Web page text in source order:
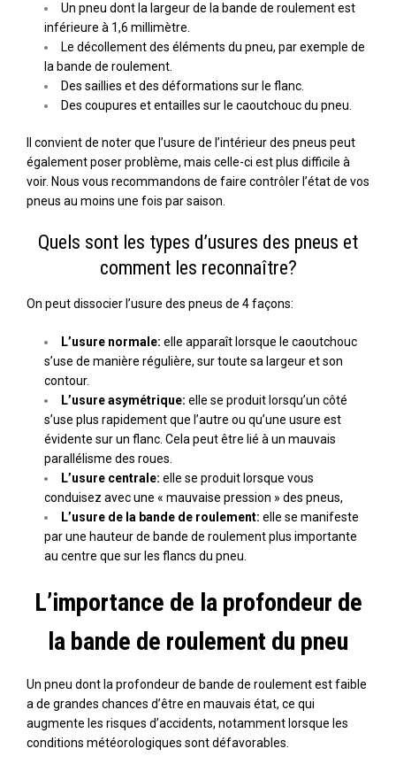
Un pneu dont la largeur de la bande de roulement est
inférieure à 1,6 millimètre.
Le décollement des éléments du pneu, par exemple de
la bande de roulement.
Des saillies et des déformations sur le flanc.
Des coupures et entailles sur le caoutchouc du pneu.
Il convient de noter que l’usure de l’intérieur des pneus peut
également poser problème, mais celle-ci est plus difficile à
voir. Nous vous recommandons de faire contrôler l’état de vos
pneus au moins une fois par saison.
Quels sont les types d’usures des pneus et
comment les reconnaître?
On peut dissocier l’usure des pneus de 4 façons:
L’usure normale: elle apparaît lorsque le caoutchouc
s’use de manière régulière, sur toute sa largeur et son
contour.
L’usure asymétrique: elle se produit lorsqu’un côté
s’use plus rapidement que l’autre ou qu’une usure est
évidente sur un flanc. Cela peut être lié à un mauvais
parallélisme des roues.
L’usure centrale: elle se produit lorsque vous
conduisez avec une « mauvaise pression » des pneus,
L’usure de la bande de roulement: elle se manifeste
par une hauteur de bande de roulement plus importante
au centre que sur les flancs du pneu.
L’importance de la profondeur de
la bande de roulement du pneu
Un pneu dont la profondeur de bande de roulement est faible
a de grandes chances d’être en mauvais état, ce qui
augmente les risques d’accidents, notamment lorsque les
conditions météorologiques sont défavorables.